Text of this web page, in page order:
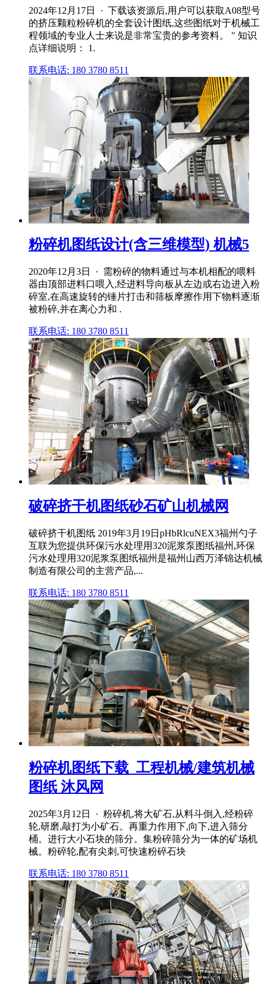
2024年12月17日 · 下载该资源后,用户可以获取A08型号
的挤压颗粒粉碎机的全套设计图纸,这些图纸对于机械工
程领域的专业人士来说是非常宝贵的参考资料。 " 知识
点详细说明： 1.
联系电话: 180 3780 8511
粉碎机图纸设计(含三维模型) 机械5
2020年12月3日 · 需粉碎的物料通过与本机相配的喂料
器由顶部进料口喂入,经进料导向板从左边或右边进入粉
碎室,在高速旋转的锤片打击和筛板摩擦作用下物料逐渐
被粉碎,并在离心力和 .
联系电话: 180 3780 8511
破碎挤干机图纸砂石矿山机械网
破碎挤干机图纸 2019年3月19日pHbRlcuNEX3福州勺子
互联为您提供环保污水处理用320泥浆泵图纸福州,环保
污水处理用320泥浆泵图纸福州是福州山西万泽锦达机械
制造有限公司的主营产品,...
联系电话: 180 3780 8511
粉碎机图纸下载_工程机械/建筑机械
图纸 沐风网
2025年3月12日 · 粉碎机,将大矿石,从料斗倒入,经粉碎
轮,研磨,敲打为小矿石。再重力作用下,向下,进入筛分
桶。进行大小石块的筛分。集粉碎筛分为一体的矿场机
械。粉碎轮,配有尖刺,可快速粉碎石块
联系电话: 180 3780 8511